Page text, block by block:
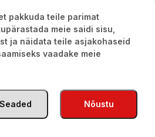
pakkuda teile parimat
meie saidi sisu,
ja näidata teile asjakohaseid
vaadake meie
Nõustu
Seaded